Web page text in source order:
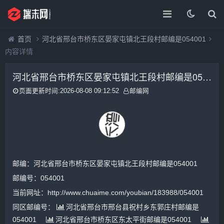
首页
河北省邢台市桥东区晏家屯镇北王段村邮编是054001
内容详情
河北省邢台市桥东区晏家屯镇北王段村邮编是054001
页面更新时间:2026-08-08 09:12:52 邮编网
邮编：河北省邢台市桥东区晏家屯镇北王段村邮编是054001
邮编号：054001
当前网址：http://www.chuaime.com/youbian/183988/054001
同区邮编号：
河北省邢台市邢台县祝村乡东郭庄村邮编是
054001
河北省邢台市桥东区东太平街邮编是054001